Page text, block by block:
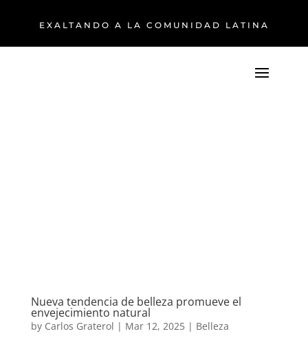
EXALTANDO A LA COMUNIDAD LATINA
Nueva tendencia de belleza promueve el
envejecimiento natural
by Carlos Graterol | Mar 12, 2025| Belleza